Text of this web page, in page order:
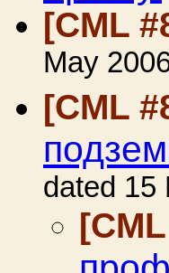
[CML
May
[CML
dated 15